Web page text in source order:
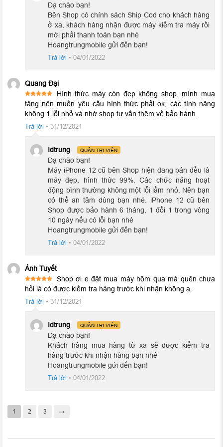
Không những vậy, năm nay Apple đã trang bị cho thế hệ
của mình công nghệ 5G cùng Wifi 6 mới nhất. Cung
cấp khả năng truy cập, truyền tải nhanh tới chóng mặt. Giờ đây
những thước phim chất lượng cao hay các ứng dụng nặng bạn
yêu thích sẽ được tải trong nháy mắt.
Dạ chào bạn!
Bên Shop có chính sách Ship Cod cho khách hàng
ở xa, khách hàng nhận được máy kiểm tra máy rồi
mới phải thanh toán bạn nhé
Hoangtrungmobile gửi đến bạn!
Trả lời • 04/01/2022
Quang Đại
Được xếp
hạng
5
sao
Hình thức máy còn đẹp không shop, mình mua
tặng nên muốn yêu cầu hình thức phải ok, các tính năng
không 1 lỗi nhỏ và nhờ shop tư vấn thêm về bảo hành.
Trả lời • 31/12/2021
Idtrung QUẢN TRỊ VIÊN
Dạ chào bạn!
Máy iPhone 12 cũ bên Shop hiện đang bán đều là
máy đẹp, hình thức 99%. Các chức năng hoạt
động bình thường không một lỗi lầm nhỏ. Nên bạn
có thể an tâm dùng bạn nhé. iPhone 12 cũ bên
Shop được bảo hành 6 tháng, 1 đổi 1 trong vòng
10 ngày nếu có lỗi bạn nhé
Hoangtrungmobile gửi đến bạn!
Trả lời • 04/01/2022
Ánh Tuyết
Được xếp
hạng5 5
sao
Shop ơi e đặt mua máy hôm qua mà quên chưa
hỏi là có được kiểm tra hàng trước khi nhận không ạ.
Trả lời • 31/12/2021
Idtrung QUẢN TRỊ VIÊN
Dạ chào bạn!
Khách hàng mua hàng từ xa sẽ được kiểm tra
hàng trước khi nhận hàng bạn nhé
Hoangtrungmobile gửi đến bạn!
Trả lời • 04/01/2022
1 2 3 →